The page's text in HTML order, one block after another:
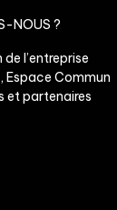
NOUS ?
l’entreprise
Espace Commun
et partenaires